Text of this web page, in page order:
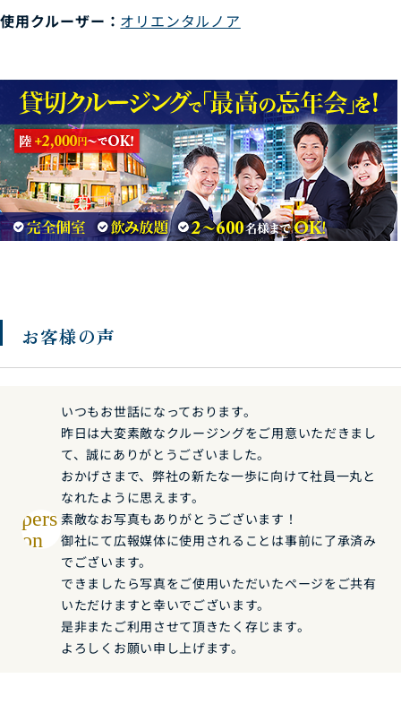
使用クルーザー： オリエンタルノア
お客様の声
pers
on
いつもお世話になっております。
昨日は大変素敵なクルージングをご用意いただきまし
て、誠にありがとうございました。
おかげさまで、弊社の新たな一歩に向けて社員一丸と
なれたように思えます。
素敵なお写真もありがとうございます！
御社にて広報媒体に使用されることは事前に了承済み
でございます。
できましたら写真をご使用いただいたページをご共有
いただけますと幸いでございます。
是非またご利用させて頂きたく存じます。
よろしくお願い申し上げます。